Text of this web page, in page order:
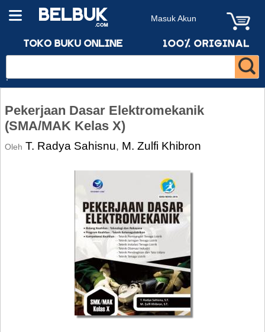
Masuk Akun
Pekerjaan Dasar Elektromekanik
(SMA/MAK Kelas X)
Oleh T. Radya Sahisnu, M. Zulfi Khibron